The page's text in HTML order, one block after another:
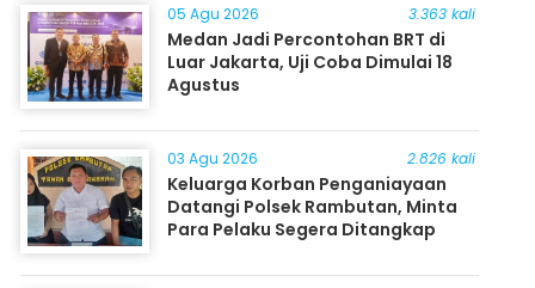
05 Agu 2026 3.363 kali
Medan Jadi Percontohan BRT di
Luar Jakarta, Uji Coba Dimulai 18
Agustus
03 Agu 2026 2.826 kali
Keluarga Korban Penganiayaan
Datangi Polsek Rambutan, Minta
Para Pelaku Segera Ditangkap